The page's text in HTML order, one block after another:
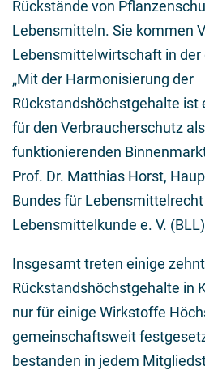
Rückstände von
Lebensmitteln. Sie kommen
Lebensmittelwirtschaft in der
„Mit der Harmonisierung der
Rückstandshöchstgehalte ist
für den Verbraucherschutz
funktionierenden
Prof. Dr. Matthias Horst,
Bundes für Lebensmittelrecht
Lebensmittelkunde e. V.
Insgesamt treten einige
Rückstandshöchstgehalte in
nur für einige Wirkstoffe
gemeinschaftsweit
bestanden in jedem